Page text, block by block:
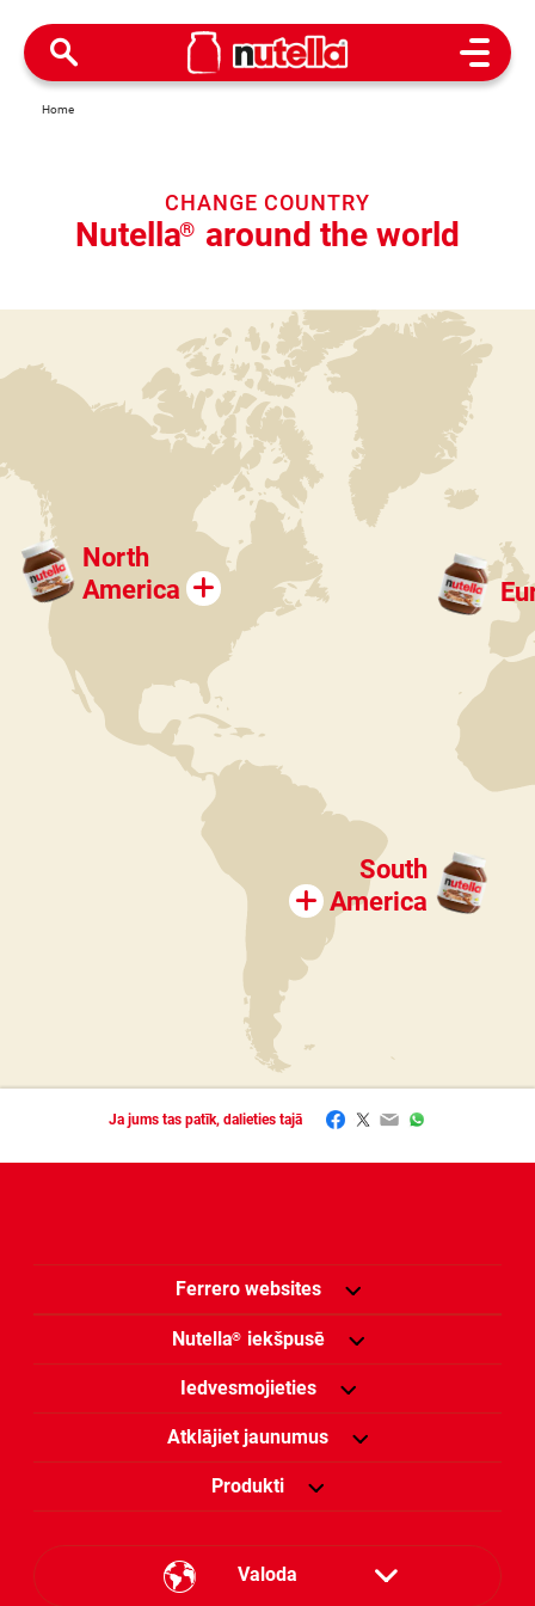
Open
Home
CHANGE COUNTRY
Nutella® around the world
North
America
South
America
Ja jums tas patīk, dalieties tajā Facebook
Twitter
EmailWhatsApp
Ferrero websites
Nutella® iekšpusē
Iedvesmojieties
Atklājiet jaunumus
Produkti
Valoda